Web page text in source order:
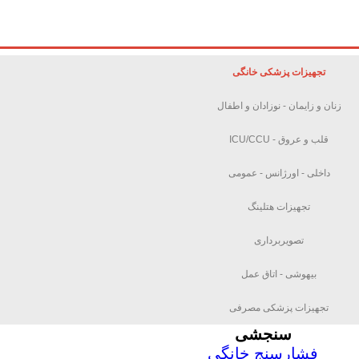
تجهیزات پزشکی خانگی
زنان و زایمان - نوزادان و اطفال
قلب و عروق - ICU/CCU
داخلی - اورژانس - عمومی
تجهیزات هتلینگ
تصویربرداری
بیهوشی - اتاق عمل
تجهیزات پزشکی مصرفی
سنجشی
فشارسنج خانگی